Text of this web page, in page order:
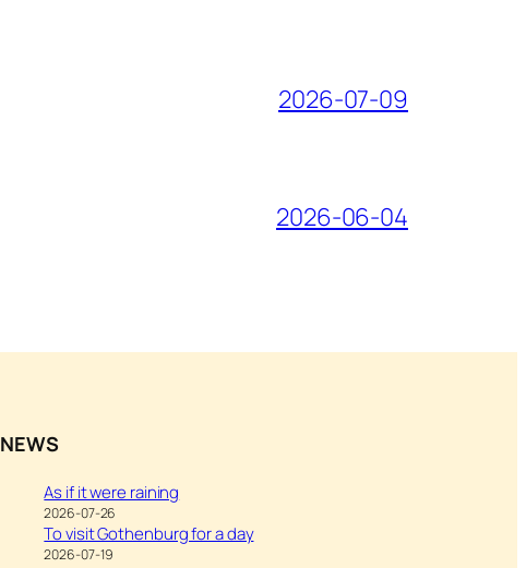
2026-07-09
2026-06-04
NEWS
As if it were raining
2026-07-26
To visit Gothenburg for a day
2026-07-19